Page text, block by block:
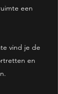
een
vind je de
en